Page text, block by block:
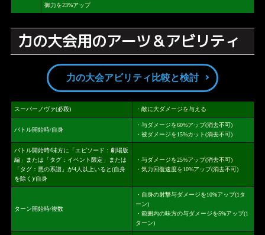
御力を23%アップ
力の大会用のアーツ＆アビリティ
力の大会アビリティ比較と検討
スーパーノヴァ(必殺) ・敵に大ダメージを与える
バトル開始時/自身
・与ダメージを60%アップ(消去不可)
・被ダメージを15%カット(消去不可)
バトル開始時/味方に「エピソード：劇場版
編」または「タグ：イベント限定」または
「タグ：悪の系譜」が4人以上いると(自身
を除く)/自身
・与ダメージを25%アップ(消去不可)
・気力回復速度を10%アップ(消去不可)
ターン開始時/複数
・自身の射撃与ダメージを10%アップ(1タ
ーン)
・範囲内の味方の与ダメージを5%アップ(1
ターン)